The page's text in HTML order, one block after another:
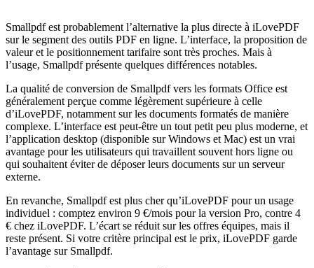
Smallpdf est probablement l’alternative la plus directe à iLovePDF
sur le segment des outils PDF en ligne. L’interface, la proposition de
valeur et le positionnement tarifaire sont très proches. Mais à
l’usage, Smallpdf présente quelques différences notables.
La qualité de conversion de Smallpdf vers les formats Office est
généralement perçue comme légèrement supérieure à celle
d’iLovePDF, notamment sur les documents formatés de manière
complexe. L’interface est peut-être un tout petit peu plus moderne, et
l’application desktop (disponible sur Windows et Mac) est un vrai
avantage pour les utilisateurs qui travaillent souvent hors ligne ou
qui souhaitent éviter de déposer leurs documents sur un serveur
externe.
En revanche, Smallpdf est plus cher qu’iLovePDF pour un usage
individuel : comptez environ 9 €/mois pour la version Pro, contre 4
€ chez iLovePDF. L’écart se réduit sur les offres équipes, mais il
reste présent. Si votre critère principal est le prix, iLovePDF garde
l’avantage sur Smallpdf.